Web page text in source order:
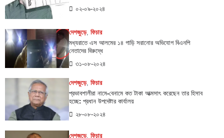
০২-০৯-২০২৪
দেশজুড়ে,ফিচার
মধ্যরাতে এস আলমের ১৪ গাড়ি সরানোর অভিযোগ বিএনপি
নেতাদের বিরুদ্ধে
৩১-০৮-২০২৪
দেশজুড়ে,ফিচার
প্রভাবশালীরা নামে-বেনামে কত টাকা আত্মসাৎ করেছেন তার হিসাব
হচ্ছে: প্রধান উপদেষ্টার কার্যালয়
২৮-০৮-২০২৪
দেশজুড়ে,ফিচার